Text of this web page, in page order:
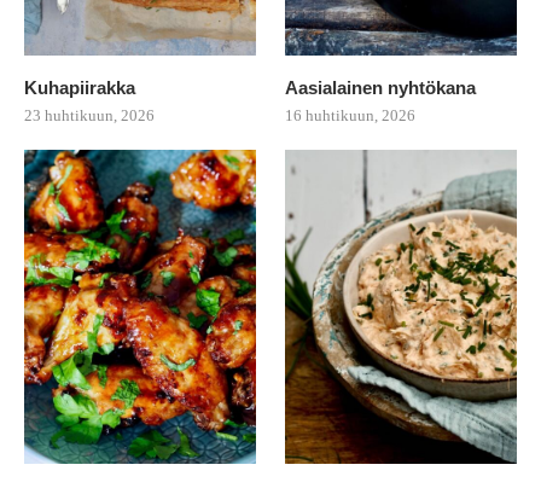
Kuhapiirakka
23 huhtikuun, 2026
Aasialainen nyhtökana
16 huhtikuun, 2026